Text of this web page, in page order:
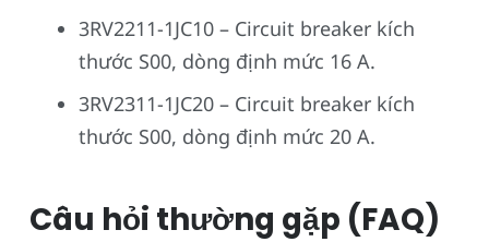
3RV2211-1JC10 – Circuit breaker kích
thước S00, dòng định mức 16 A.
3RV2311-1JC20 – Circuit breaker kích
thước S00, dòng định mức 20 A.
Câu hỏi thường gặp (FAQ)